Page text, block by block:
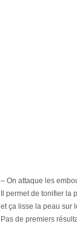
– On attaque les
Il permet de tonifier la
et ça lisse la peau sur
Pas de premiers